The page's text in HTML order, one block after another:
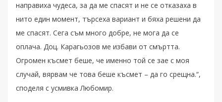
направиха чудеса, за да ме спасят и не се отказаха в
нито един момент, търсеха вариант и бяха решени да
ме спасят. Сега съм много добре, не мога да се
оплача. Доц. Карагьозов ме избави от смъртта.
Огромен късмет беше, че именно той се зае с моя
случай, вярвам че това беше късмет – да го срещна.“,
споделя с усмивка Любомир.